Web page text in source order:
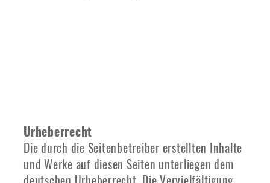
Urheberrecht
Die durch die Seitenbetreiber erstellten Inhalte
und Werke auf diesen Seiten unterliegen dem